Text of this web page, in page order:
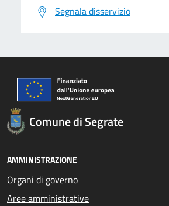
Segnala disservizio
Comune di Segrate
AMMINISTRAZIONE
Organi di governo
Aree amministrative